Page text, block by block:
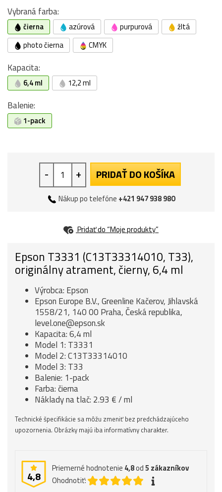
Vybraná farba:
čierna azúrová purpurová
žltá
photo čierna
CMYK
Kapacita:
6,4 ml 12,2 ml
Balenie:
1-pack
- + PRIDAŤ DO KOŠÍKA
Nákup po telefóne +421 947 938 980
Pridať do “Moje produkty”
Epson T3331 (C13T33314010, T33),
originálny atrament, čierny, 6,4 ml
Výrobca: Epson
Epson Europe B.V., Greenline Kačerov, Jihlavská
1558/21, 140 00 Praha, Česká republika,
level.one@epson.sk
Kapacita: 6,4 ml
Model 1: T3331
Model 2: C13T33314010
Model 3: T33
Balenie: 1-pack
Farba: čierna
Náklady na tlač: 2.93 € / ml
Technické špecifikácie sa môžu zmeniť bez predchádzajúceho
upozornenia. Obrázky majú iba informatívny charakter.
4,8
Priemerné hodnotenie 4,8od5 zákazníkov
Ohodnotiť: